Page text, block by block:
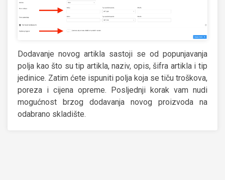
Dodavanje novog artikla sastoji se od popunjavanja
polja kao što su tip artikla, naziv, opis, šifra artikla i tip
jedinice. Zatim ćete ispuniti polja koja se tiču troškova,
poreza i cijena opreme. Posljednji korak vam nudi
mogućnost brzog dodavanja novog proizvoda na
odabrano skladište.